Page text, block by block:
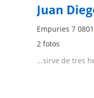
Juan
Empuries 7
2 fotos
...sirve de tres